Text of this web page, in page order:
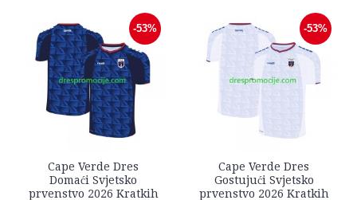
-53%
Cape Verde Dres
Domaći Svjetsko
prvenstvo 2026 Kratkih
-53%
Cape Verde Dres
Gostujući Svjetsko
prvenstvo 2026 Kratkih